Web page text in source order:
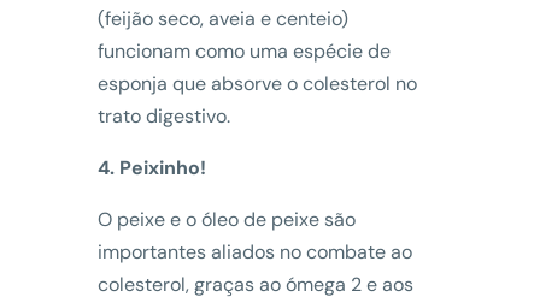
(feijão seco, aveia e centeio)
funcionam como uma espécie de
esponja que absorve o colesterol no
trato digestivo.
4. Peixinho!
O peixe e o óleo de peixe são
importantes aliados no combate ao
colesterol, graças ao ómega 2 e aos